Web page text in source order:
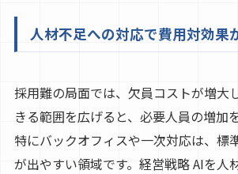
人材不足への対応で費用対効果
採用難の局面では、欠員コストが増大
きる範囲を広げると、必要人員の増加
特にバックオフィスや一次対応は、標
が出やすい領域です。経営戦略 AIを人